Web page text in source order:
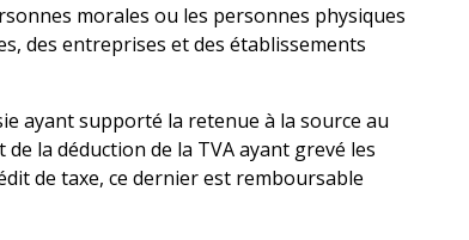
morales ou les personnes physiques
des entreprises et des établissements
ayant supporté la retenue à la source au
la déduction de la TVA ayant grevé les
de taxe, ce dernier est remboursable